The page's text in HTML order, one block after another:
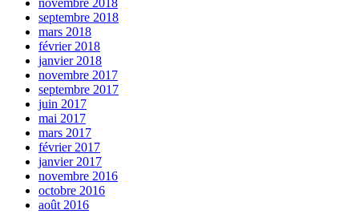
septembre 2018
mars 2018
février 2018
janvier 2018
novembre 2017
septembre 2017
juin 2017
mai 2017
mars 2017
février 2017
janvier 2017
novembre 2016
octobre 2016
août 2016